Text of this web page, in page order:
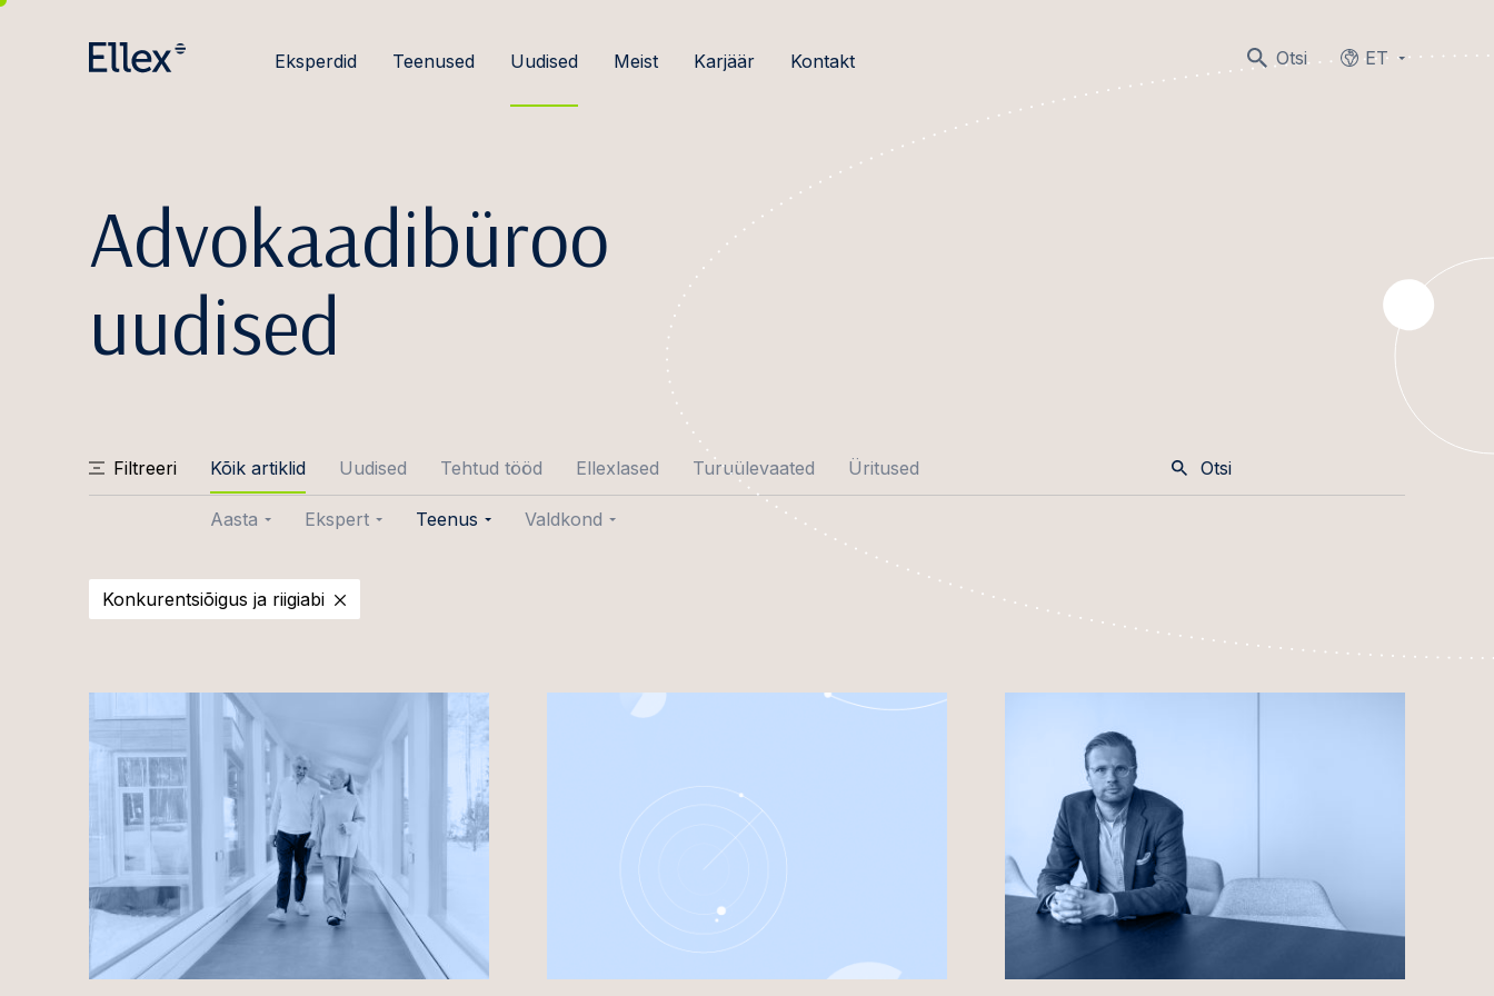
Otsi ET
Eksperdid Teenused Uudised Meist Karjäär Kontakt
Advokaadibüroo
uudised
Filtreeri Kõik artiklid Uudised Tehtud tööd Ellexlased Turuülevaated Üritused
Aasta
2025
2023
2022
2021
2020
Ekspert
Ott Aava
Liisbeth Eero
Triin Frosch
Kevin Gerretz
Linda Helen Herman
Jaanus Ikla
Kaisa Jakobsoo
Siim Jürgens
Teenus
Kinnisvaratehingud ja
üürimine
Erakapital
Finantseerimine
Ehitusõigus
Üldine äri- ja lepinguõigus
Valdkond
Pangad ja finantsasutused
Energeetika ja
üldhuviteenused
Konkurentsiõigus ja riigiabi